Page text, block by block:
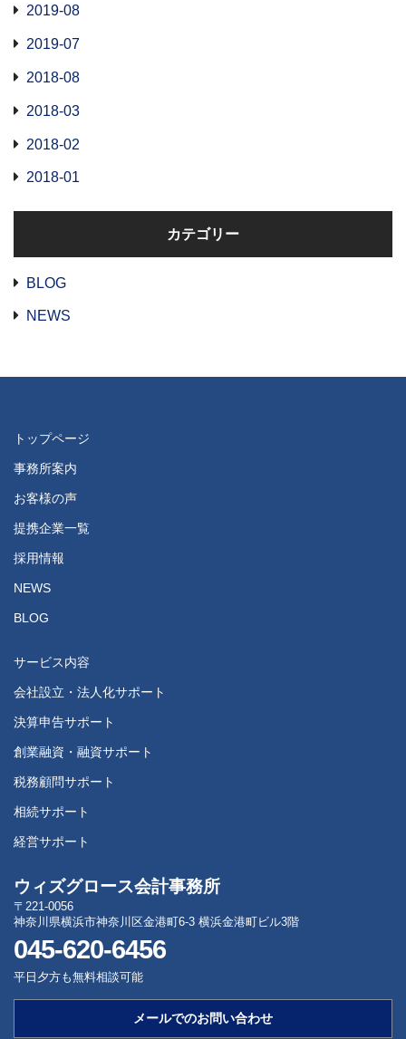
2019-08
2019-07
2018-08
2018-03
2018-02
2018-01
カテゴリー
BLOG
NEWS
トップページ
事務所案内
お客様の声
提携企業一覧
採用情報
NEWS
BLOG
サービス内容
会社設立・法人化サポート
決算申告サポート
創業融資・融資サポート
税務顧問サポート
相続サポート
経営サポート
ウィズグロース会計事務所
〒221-0056
神奈川県横浜市神奈川区金港町6-3 横浜金港町ビル3階
045-620-6456
平日夕方も無料相談可能
メールでのお問い合わせ